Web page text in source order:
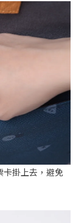
卡掛上去，避免